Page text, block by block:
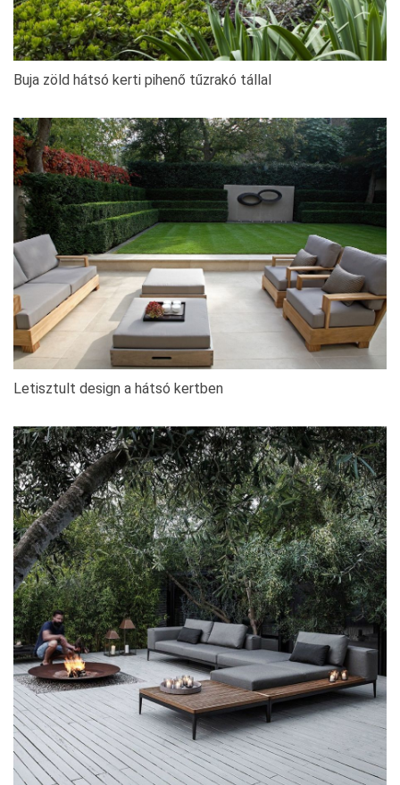
Buja zöld hátsó kerti pihenő tűzrakó tállal
Letisztult design a hátsó kertben